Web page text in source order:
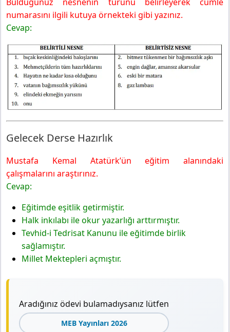
numarasını ilgili kutuya örnekteki gibi yazınız.
Cevap:
Gelecek Derse Hazırlık
Mustafa Kemal Atatürk’ün eğitim alanındaki
çalışmalarını araştırınız.
Cevap:
Eğitimde eşitlik getirmiştir.
Halk inkılabı ile okur yazarlığı arttırmıştır.
Tevhid-i Tedrisat Kanunu ile eğitimde birlik
sağlamıştır.
Millet Mektepleri açmıştır.
Aradığınız ödevi bulamadıysanız lütfen
MEB Yayınları 2026